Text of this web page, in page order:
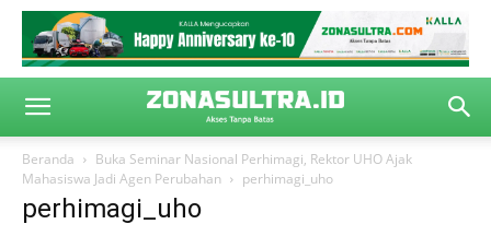
Beranda
Buka Seminar Nasional Perhimagi, Rektor UHO Ajak
Mahasiswa Jadi Agen Perubahan
perhimagi_uho
perhimagi_uho